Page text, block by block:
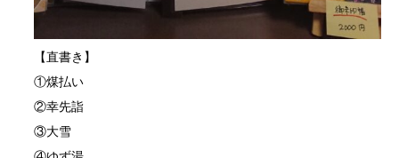
【直書き】
①煤払い
②幸先詣
③大雪